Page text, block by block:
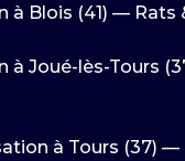
à Blois (41) — Rats
à Joué-lès-Tours
à Tours (37) —